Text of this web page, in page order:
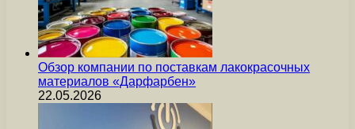
Обзор компании по поставкам лакокрасочных
материалов «Дарфарбен»
22.05.2026